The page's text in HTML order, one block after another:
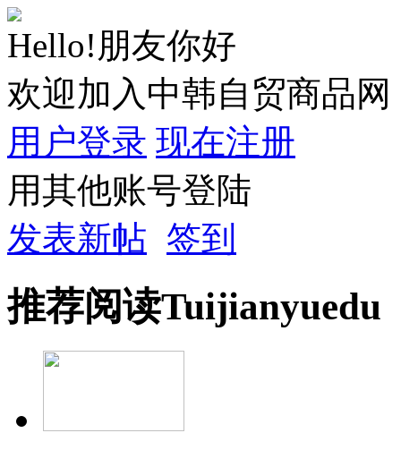
Hello!朋友你好
欢迎加入中韩自贸商品网
用户登录 现在注册
用其他账号登陆
发表新帖 签到
推荐阅读Tuijianyuedu